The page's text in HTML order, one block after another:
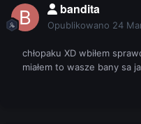
bandita
Opublikowano 24
chłopaku XD wbiłem
miałem to wasze bany sa